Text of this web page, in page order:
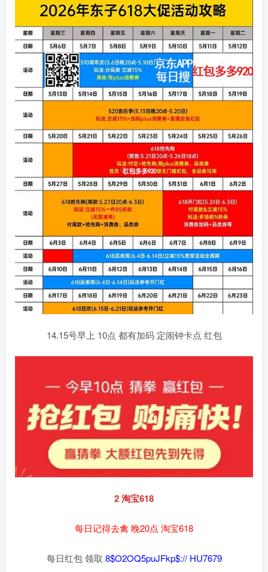
14.15号早上 10点 都有加码 定闹钟卡点 红包
2 淘宝618
每日记得去禽 晚20点 淘宝618
每日红包 领取 8$O2OQ5puJFkp$:// HU7679